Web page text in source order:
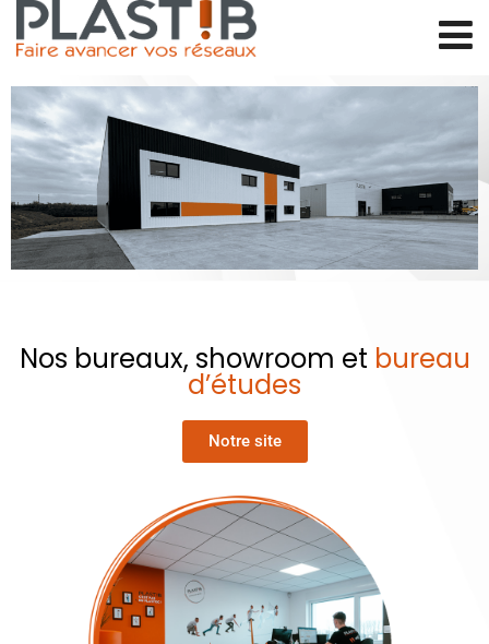
Nos bureaux, showroom et bureau
d’études
Notre site